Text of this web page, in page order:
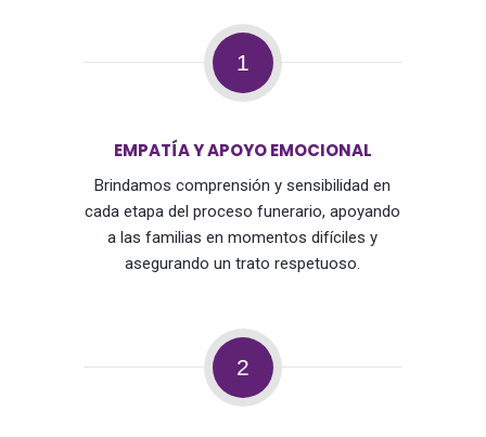
1
EMPATÍA Y APOYO EMOCIONAL
Brindamos comprensión y sensibilidad en
cada etapa del proceso funerario, apoyando
a las familias en momentos difíciles y
asegurando un trato respetuoso.
2